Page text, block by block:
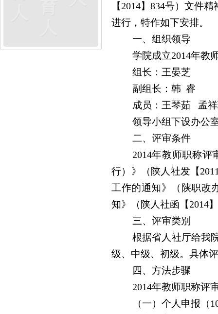
【2014】834号）文件
进行，特作如下安排。
一、组织领导
学院成立2014年教
组长：王晏芝
副组长：韩 睿
成员：王琴茹
孟
领导小组下设办公
二、评审条件
2014年教师职称评
行）》（陕人社发【
工作的通知》（陕职改
知》（陕人社函【2014
三、评审类别
根据省人社厅给我
级、中级、初级。 具体
四、方法步骤
2014年教师职称评
（一）个人申报（